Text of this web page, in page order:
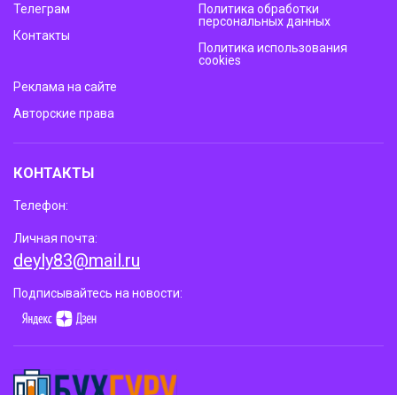
Телеграм
Контакты
Политика обработки
персональных данных
Политика использования
cookies
Реклама на сайте
Авторские права
КОНТАКТЫ
Телефон:
Личная почта:
deyly83@mail.ru
Подписывайтесь на новости: